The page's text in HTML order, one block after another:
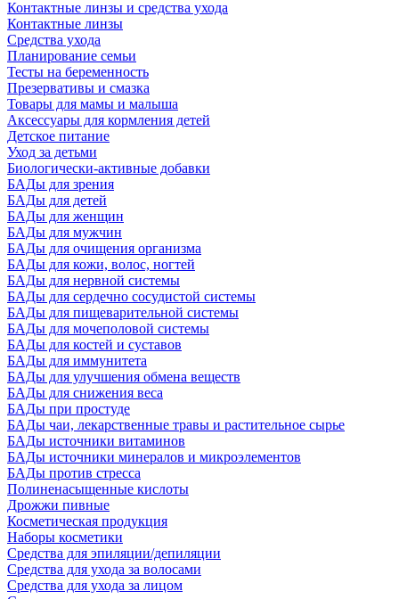
Контактные линзы и средства ухода
Контактные линзы
Средства ухода
Планирование семьи
Тесты на беременность
Презервативы и смазка
Товары для мамы и малыша
Аксессуары для кормления детей
Детское питание
Уход за детьми
Биологически-активные добавки
БАДы для зрения
БАДы для детей
БАДы для женщин
БАДы для мужчин
БАДы для очищения организма
БАДы для кожи, волос, ногтей
БАДы для нервной системы
БАДы для сердечно сосудистой системы
БАДы для пищеварительной системы
БАДы для мочеполовой системы
БАДы для костей и суставов
БАДы для иммунитета
БАДы для улучшения обмена веществ
БАДы для снижения веса
БАДы при простуде
БАДы чаи, лекарственные травы и растительное сырье
БАДы источники витаминов
БАДы источники минералов и микроэлементов
БАДы против стресса
Полиненасыщенные кислоты
Дрожжи пивные
Косметическая продукция
Наборы косметики
Средства для эпиляции/депиляции
Средства для ухода за волосами
Средства для ухода за лицом